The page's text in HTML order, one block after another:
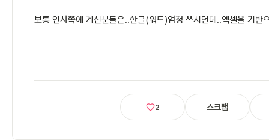
보통 인사쪽에 계신분들은..한글(워드)엄청 쓰시던데..엑셀을 기반
2 스크랩